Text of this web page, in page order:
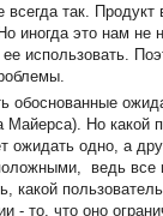
так. Продукт
иногда это нам не
использовать.
обоснованные
Майерса). Но какой
ожидать одно, а
ведь все
какой
- то, что оно